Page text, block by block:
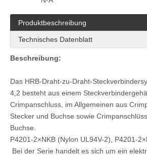
Produktbeschreibung
Technisches Datenblatt
Beschreibung:
Das HRB-Draht-zu-Draht-
4,2 besteht aus einem
Crimpanschluss, im Allgemeinen aus
Stecker und Buchse sowie
Buchse.
P4201-2×NKB (Nylon UL94V-2), P4201-
Bei der Serie handelt es sich um ein